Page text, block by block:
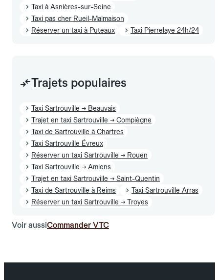
Taxi à Asnières-sur-Seine
Taxi pas cher Rueil-Malmaison
Réserver un taxi à Puteaux
Taxi Pierrelaye 24h/24
Trajets populaires
Taxi Sartrouville → Beauvais
Trajet en taxi Sartrouville → Compiègne
Taxi de Sartrouville à Chartres
Taxi Sartrouville Évreux
Réserver un taxi Sartrouville → Rouen
Taxi Sartrouville → Amiens
Trajet en taxi Sartrouville → Saint-Quentin
Taxi de Sartrouville à Reims
Taxi Sartrouville Arras
Réserver un taxi Sartrouville → Troyes
Voir aussiCommander VTC